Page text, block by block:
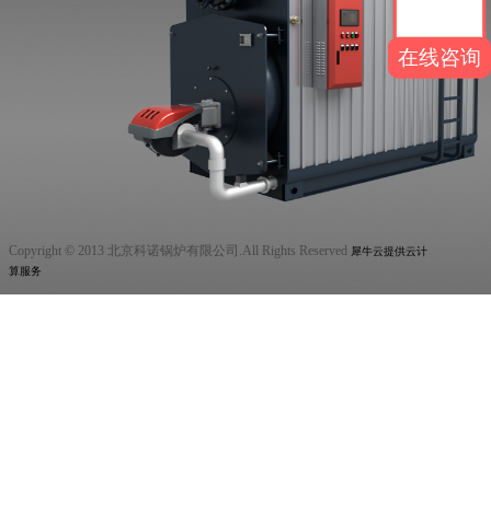
Copyright © 2013 北京科诺锅炉有限公司.All Rights Reserved
犀牛云提供云计
算服务
在线咨询